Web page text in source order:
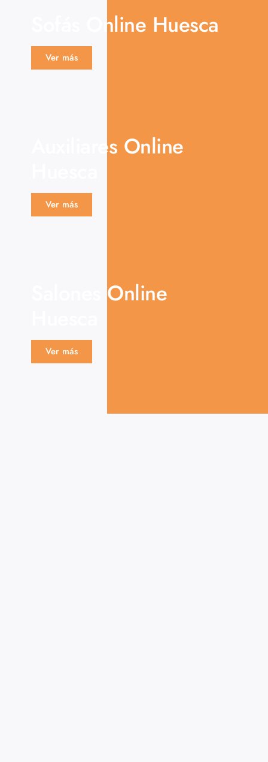
Sofás Online Huesca
Ver más
Auxiliares Online
Ver más
Salones Online
Ver más